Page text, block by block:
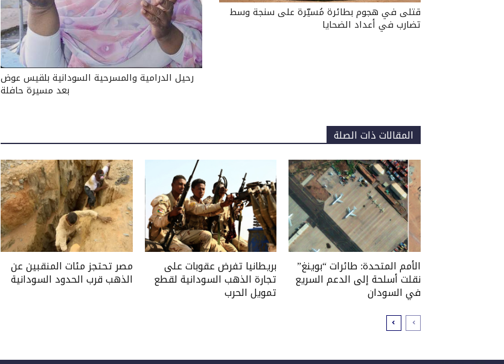
قتلى في هجوم بطائرة مُسيّرة على سنجة وسط
تضارب في أعداد الضحايا
رحيل الدرامية والمسرحية السودانية بلقيس عوض
بعد مسيرة حافلة
المقالات ذات الصلة
الأمم المتحدة: طائرات “بوينغ”
نقلت أسلحة إلى الدعم السريع
في السودان
بريطانيا تفرض عقوبات على
تجارة الذهب السودانية لقطع
تمويل الحرب
مصر تحتجز مئات المنقبين عن
الذهب قرب الحدود السودانية